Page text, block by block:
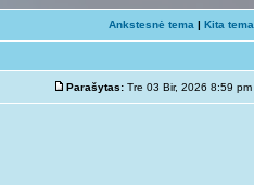
Ankstesnė tema | Kita tema
Parašytas: Tre 03 Bir, 2026 8:59 pm